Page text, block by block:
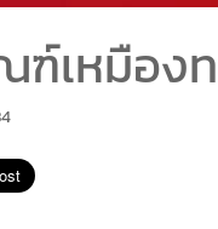
เหมือง